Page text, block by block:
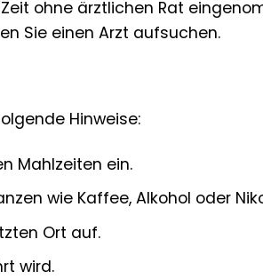
ohne ärztlichen Rat
Sie einen Arzt aufsuchen.
Hinweise:
Mahlzeiten ein.
wie Kaffee, Alkohol oder
Ort auf.
wird.